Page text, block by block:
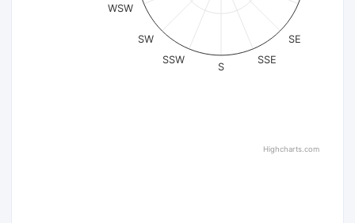
SE
SSE
S
SSW
SW
WSW
Highcharts.com